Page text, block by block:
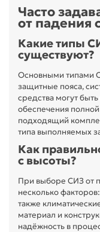
Часто
от падения
Какие типы
существуют?
Основными типами
защитные пояса,
средства могут
обеспечения
подходящий
типа выполняемых
Как
с высоты?
При выборе СИЗ от
несколько
также
материал и
надёжность в